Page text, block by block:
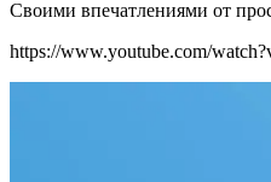
Своими впечатлениями от
https://www.youtube.com/